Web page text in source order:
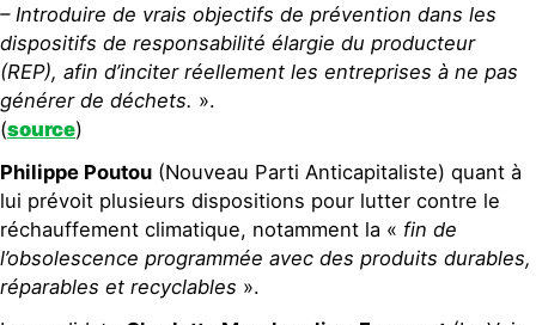
– Introduire de vrais objectifs de prévention dans les
dispositifs de responsabilité élargie du producteur
(REP), afin d’inciter réellement les entreprises à ne pas
générer de déchets. ».
(source)
Philippe Poutou (Nouveau Parti Anticapitaliste) quant à
lui prévoit plusieurs dispositions pour lutter contre le
réchauffement climatique, notamment la « fin de
l’obsolescence programmée avec des produits durables,
réparables et recyclables ».